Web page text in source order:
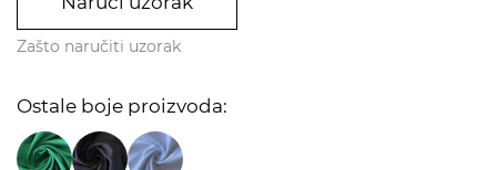
Zašto naručiti uzorak
Ostale boje proizvoda: